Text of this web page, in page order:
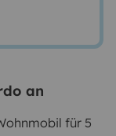
an
für 5